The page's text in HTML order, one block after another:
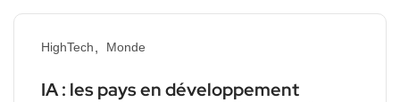
HighTech Monde
IA : les pays en développement